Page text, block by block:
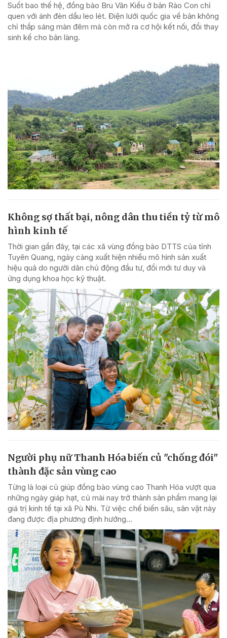
Suốt bao thế hệ, đồng bào Bru Vân Kiều ở bản Rào Con chỉ
quen với ánh đèn dầu leo lét. Điện lưới quốc gia về bản không
chỉ thắp sáng màn đêm mà còn mở ra cơ hội kết nối, đổi thay
sinh kế cho bản làng.
Không sợ thất bại, nông dân thu tiền tỷ từ mô
hình kinh tế
Thời gian gần đây, tại các xã vùng đồng bào DTTS của tỉnh
Tuyên Quang, ngày càng xuất hiện nhiều mô hình sản xuất
hiệu quả do người dân chủ động đầu tư, đổi mới tư duy và
ứng dụng khoa học kỹ thuật.
Người phụ nữ Thanh Hóa biến củ "chống đói"
thành đặc sản vùng cao
Từng là loại củ giúp đồng bào vùng cao Thanh Hóa vượt qua
những ngày giáp hạt, củ mài nay trở thành sản phẩm mang lại
giá trị kinh tế tại xã Pù Nhi. Từ việc chế biến sâu, sản vật này
đang được địa phương định hướng...